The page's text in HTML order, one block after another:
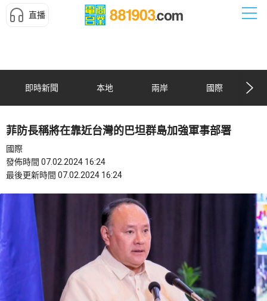
直播
即時新聞 本地 兩岸 國際
菲防長稱將在靠近台灣的巴坦群島加強軍事部署
國際
發佈時間 07.02.2024 16:24
最後更新時間 07.02.2024 16:24